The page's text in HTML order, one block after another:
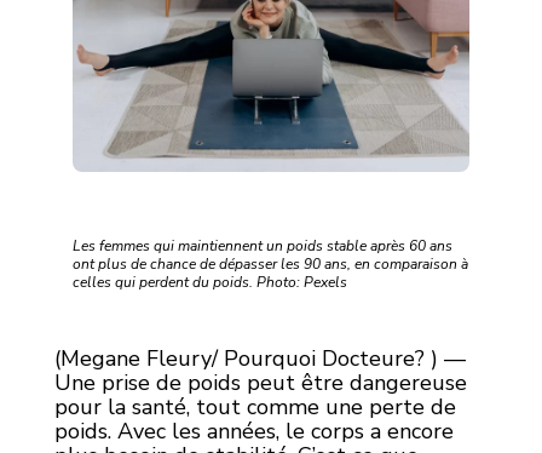
Les femmes qui maintiennent un poids stable après 60 ans
ont plus de chance de dépasser les 90 ans, en comparaison à
celles qui perdent du poids. Photo: Pexels
(Megane Fleury/ Pourquoi Docteure? ) —
Une prise de poids peut être dangereuse
pour la santé, tout comme une perte de
poids. Avec les années, le corps a encore